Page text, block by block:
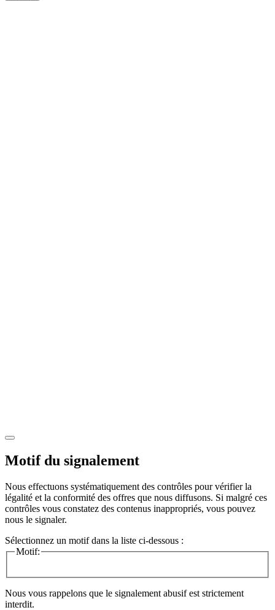
Motif du signalement
Nous effectuons systématiquement des contrôles pour vérifier la
légalité et la conformité des offres que nous diffusons. Si malgré ces
contrôles vous constatez des contenus inappropriés, vous pouvez
nous le signaler.
Sélectionnez un motif dans la liste ci-dessous :
Motif:
Nous vous rappelons que le signalement abusif est strictement
interdit.